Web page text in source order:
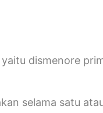
dismenore
selama satu